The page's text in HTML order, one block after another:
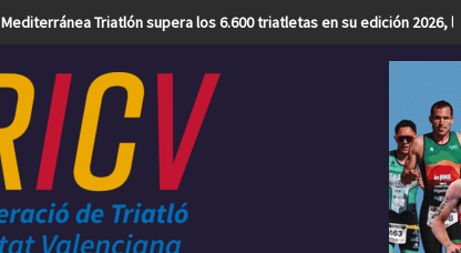
Mediterránea Triatlón supera los 6.600 triatletas en su edición 2026,